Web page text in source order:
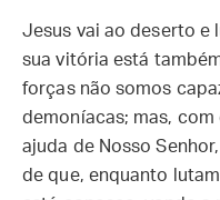
Jesus vai ao deserto e
sua vitória está
forças não somos
demoníacas; mas,
ajuda de Nosso
de que, enquanto